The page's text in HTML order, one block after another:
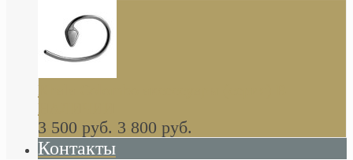
Khala Colombo аксессуары (серия) В
НАЛИЧИИ
3 500 руб. 3 800 руб.
Контакты